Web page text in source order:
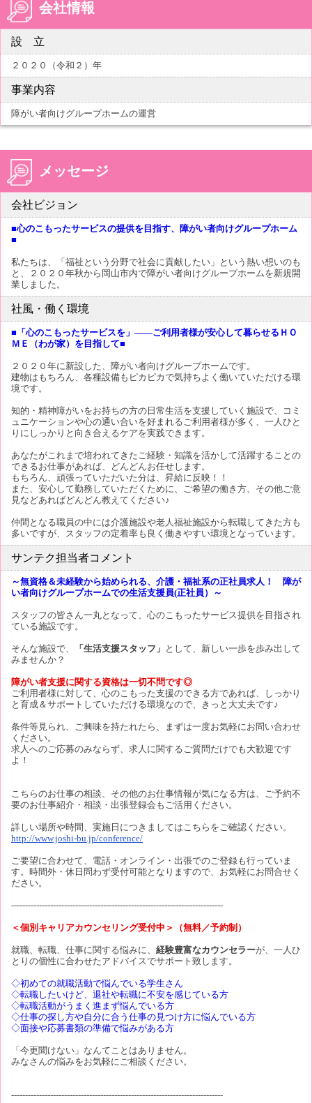
会社情報
設 立
２０２０（令和２）年
事業内容
障がい者向けグループホームの運営
メッセージ
会社ビジョン
■心のこもったサービスの提供を目指す、障がい者向けグループホーム
■
私たちは、「福祉という分野で社会に貢献したい」という熱い想いのも
と、２０２０年秋から岡山市内で障がい者向けグループホームを新規開
業しました。
社風・働く環境
■「心のこもったサービスを」――ご利用者様が安心して暮らせるＨＯ
ＭＥ（わが家）を目指して■
２０２０年に新設した、障がい者向けグループホームです。
建物はもちろん、各種設備もピカピカで気持ちよく働いていただける環
境です。
知的・精神障がいをお持ちの方の日常生活を支援していく施設で、コミ
ュニケーションや心の通い合いを好まれるご利用者様が多く、一人ひと
りにしっかりと向き合えるケアを実践できます。
あなたがこれまで培われてきたご経験・知識を活かして活躍することの
できるお仕事があれば、どんどんお任せします。
もちろん、頑張っていただいた分は、昇給に反映！！
また、安心して勤務していただくために、ご希望の働き方、その他ご意
見などあればどんどん教えてください♪
仲間となる職員の中には介護施設や老人福祉施設から転職してきた方も
多いですが、スタッフの定着率も良く働きやすい環境となっています。
サンテク担当者コメント
～無資格＆未経験から始められる、介護・福祉系の正社員求人！ 障が
い者向けグループホームでの生活支援員(正社員）～
スタッフの皆さん一丸となって、心のこもったサービス提供を目指され
ている施設です。
そんな施設で、 「生活支援スタッフ」 として、新しい一歩を歩み出して
みませんか？
障がい者支援に関する資格は一切不問です◎
ご利用者様に対して、心のこもった支援のできる方であれば、しっかり
と育成＆サポートしていただける環境なので、きっと大丈夫です♪
条件等見られ、ご興味を持たれたら、まずは一度お気軽にお問い合わせ
ください。
求人へのご応募のみならず、求人に関するご質問だけでも大歓迎です
よ！
こちらのお仕事の相談、その他のお仕事情報が気になる方は、ご予約不
要のお仕事紹介・相談・出張登録会もご活用ください。
詳しい場所や時間、実施日につきましてはこちらをご確認ください。
http://www.joshi-bu.jp/conference/
ご要望に合わせて、電話・オンライン・出張でのご登録も行っていま
す。時間外・休日問わず受付可能となりますので、お気軽にお問合せく
ださい。
----------------------------------------------------------------------------
＜個別キャリアカウンセリング受付中＞（無料／予約制）
就職、転職、仕事に関する悩みに、 経験豊富なカウンセラーが、一人ひ
とりの個性に合わせたアドバイスでサポート致します。
◇初めての就職活動で悩んでいる学生さん
◇転職したいけど、退社や転職に不安を感じている方
◇転職活動がうまく進まず悩んでいる方
◇仕事の探し方や自分に合う仕事の見つけ方に悩んでいる方
◇面接や応募書類の準備で悩みがある方
「今更聞けない」なんてことはありません。
みなさんの悩みをお気軽にご相談ください。
----------------------------------------------------------------------------